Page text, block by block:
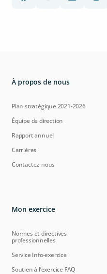
À propos de nous
Plan stratégique 2021-2026
Équipe de direction
Rapport annuel
Carrières
Contactez-nous
Mon exercice
Normes et directives
professionnelles
Service Info-exercice
Soutien à l’exercice FAQ